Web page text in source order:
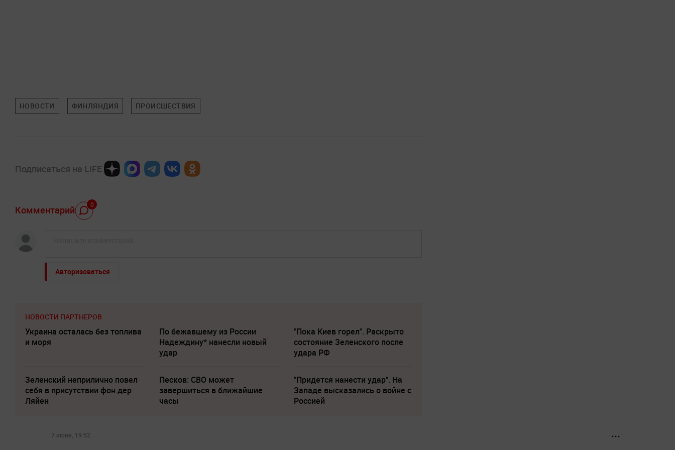
НОВОСТИ ФИНЛЯНДИЯ ПРОИСШЕСТВИЯ
Подписаться на LIFE
Комментарий 0
Авторизоваться
НОВОСТИ ПАРТНЕРОВ
Украина осталась без топлива
и моря
По бежавшему из России
Надеждину* нанесли новый
удар
"Пока Киев горел". Раскрыто
состояние Зеленского после
удара РФ
Зеленский неприлично повел
cебя в присутствии фон дер
Ляйен
Песков: СВО может
завершиться в ближайшие
часы
"Придется нанести удар". На
Западе высказались о войне с
Россией
7 июня, 19:52